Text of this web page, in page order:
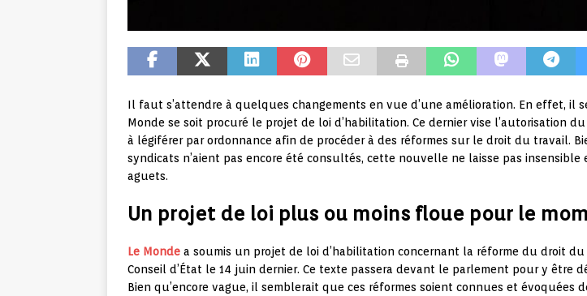
Il faut s’attendre à quelques changements en vue d’une amélioration. En effet, il
Monde se soit procuré le projet de loi d’habilitation. Ce dernier vise l’autorisation
à légiférer par ordonnance afin de procéder à des réformes sur le droit du travail.
syndicats n’aient pas encore été consultés, cette nouvelle ne laisse pas
aguets.
Un projet de loi plus ou moins floue pour le
Le Monde a soumis un projet de loi d’habilitation concernant la réforme du droit
Conseil d’État le 14 juin dernier. Ce texte passera devant le parlement pour y être
Bien qu’encore vague, il semblerait que ces réformes soient connues et évoquées